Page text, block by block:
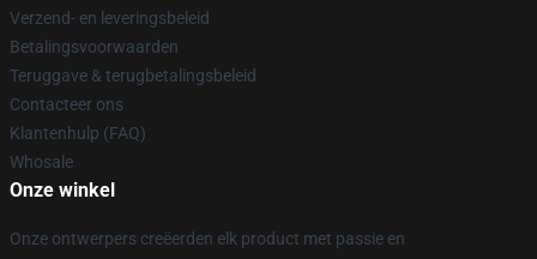
Verzend- en leveringsbeleid
Betalingsvoorwaarden
Teruggave & terugbetalingsbeleid
Contacteer ons
Klantenhulp (FAQ)
Whosale
Onze winkel
Onze ontwerpers creëerden elk product met passie en